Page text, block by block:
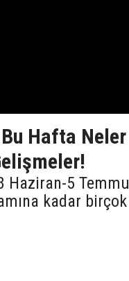
Hafta Neler
Haziran-5
kadar